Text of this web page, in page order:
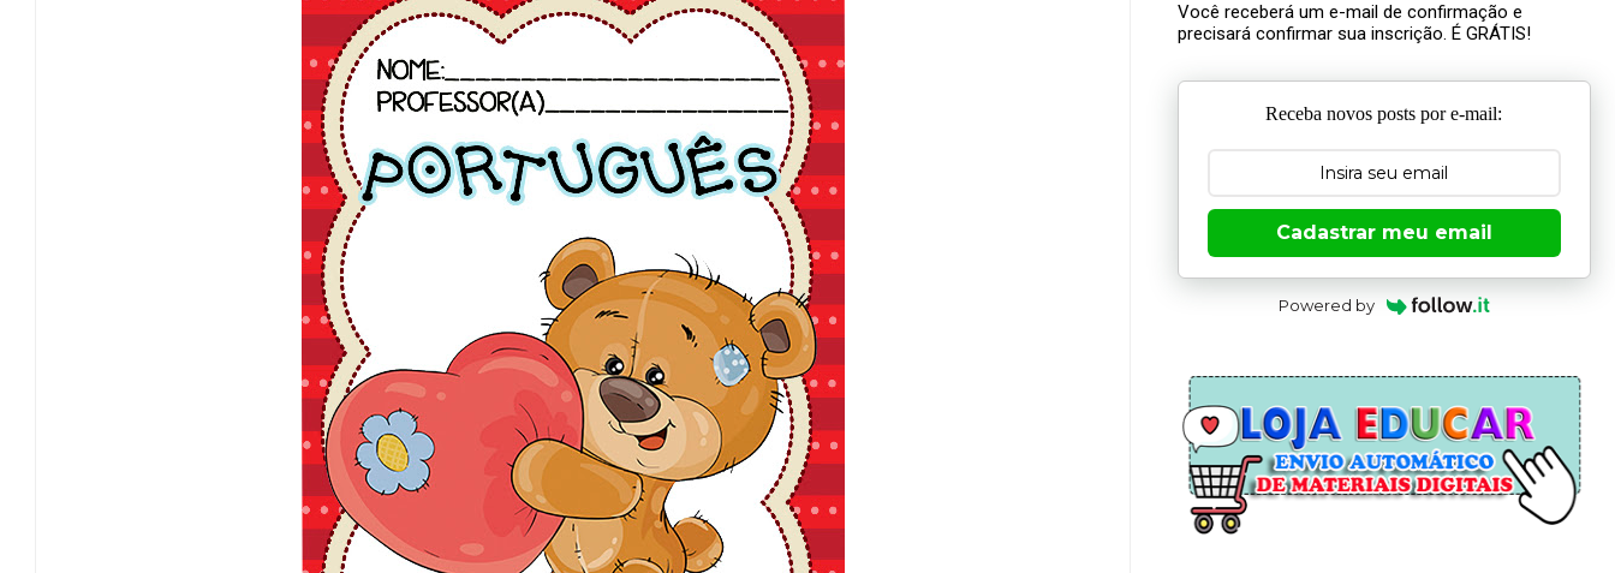
Você receberá um e-mail de confirmação e
precisará confirmar sua inscrição. É GRÁTIS!
Receba novos posts por e-mail:
Cadastrar meu email
Powered by